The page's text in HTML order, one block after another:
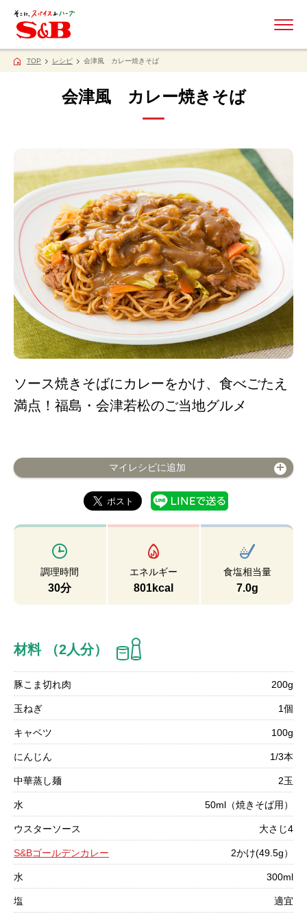
TOP レシピ 会津風 カレー焼きそば
会津風 カレー焼きそば
ソース焼きそばにカレーをかけ、食べごたえ
満点！福島・会津若松のご当地グルメ
マイレシピに追加
調理時間
30分
エネルギー
801kcal
食塩相当量
7.0g
材料 （2人分）
豚こま切れ肉 200g
玉ねぎ 1個
キャベツ 100g
にんじん 1/3本
中華蒸し麺 2玉
水 50ml（焼きそば用）
ウスターソース 大さじ4
S&Bゴールデンカレー 2かけ(49.5g）
水 300ml
塩 適宜